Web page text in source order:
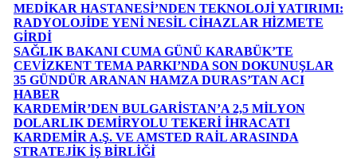
MEDİKAR HASTANESİ’NDEN TEKNOLOJİ YATIRIMI:
RADYOLOJİDE YENİ NESİL CİHAZLAR HİZMETE
GİRDİ
SAĞLIK BAKANI CUMA GÜNÜ KARABÜK’TE
CEVİZKENT TEMA PARKI’NDA SON DOKUNUŞLAR
35 GÜNDÜR ARANAN HAMZA DURAS’TAN ACI
HABER
KARDEMİR’DEN BULGARİSTAN’A 2,5 MİLYON
DOLARLIK DEMİRYOLU TEKERİ İHRACATI
KARDEMİR A.Ş. VE AMSTED RAİL ARASINDA
STRATEJİK İŞ BİRLİĞİ